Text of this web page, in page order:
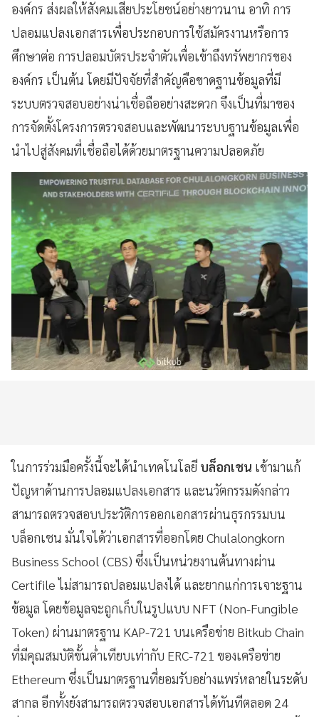
องค์กร ส่งผลให้สังคมเสียประโยชน์อย่างยาวนาน อาทิ การ
ปลอมแปลงเอกสารเพื่อประกอบการใช้สมัครงานหรือการ
ศึกษาต่อ การปลอมบัตรประจำตัวเพื่อเข้าถึงทรัพยากรของ
องค์กร เป็นต้น โดยมีปัจจัยที่สำคัญคือขาดฐานข้อมูลที่มี
ระบบตรวจสอบอย่างน่าเชื่อถืออย่างสะดวก จึงเป็นที่มาของ
การจัดตั้งโครงการตรวจสอบและพัฒนาระบบฐานข้อมูลเพื่อ
นำไปสู่สังคมที่เชื่อถือได้ด้วยมาตรฐานความปลอดภัย
ในการร่วมมือครั้งนี้จะได้นำเทคโนโลยี บล็อกเชน เข้ามาแก้
ปัญหาด้านการปลอมแปลงเอกสาร และนวัตกรรมดังกล่าว
สามารถตรวจสอบประวัติการออกเอกสารผ่านธุรกรรมบน
บล็อกเชน มั่นใจได้ว่าเอกสารที่ออกโดย Chulalongkorn
Business School (CBS) ซึ่งเป็นหน่วยงานต้นทางผ่าน
Certifile ไม่สามารถปลอมแปลงได้ และยากแก่การเจาะฐาน
ข้อมูล โดยข้อมูลจะถูกเก็บในรูปแบบ NFT (Non-Fungible
Token) ผ่านมาตรฐาน KAP-721 บนเครือข่าย Bitkub Chain
ที่มีคุณสมบัติขั้นต่ำเทียบเท่ากับ ERC-721 ของเครือข่าย
Ethereum ซึ่งเป็นมาตรฐานที่ยอมรับอย่างแพร่หลายในระดับ
สากล อีกทั้งยังสามารถตรวจสอบเอกสารได้ทันทีตลอด 24